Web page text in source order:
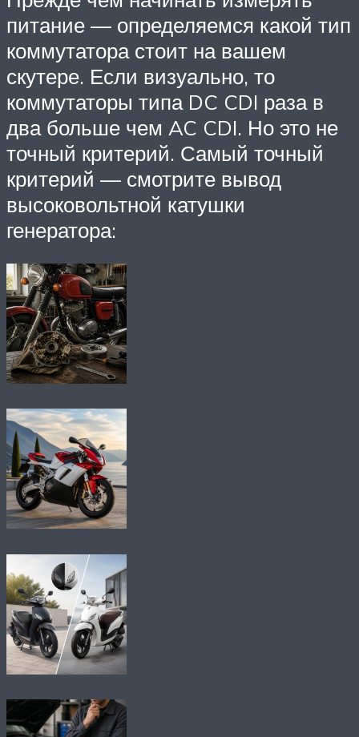
питание — определяемся какой тип
коммутатора стоит на вашем
скутере. Если визуально, то
коммутаторы типа DC CDI раза в
два больше чем AC CDI. Но это не
точный критерий. Самый точный
критерий — смотрите вывод
высоковольтной катушки
генератора: